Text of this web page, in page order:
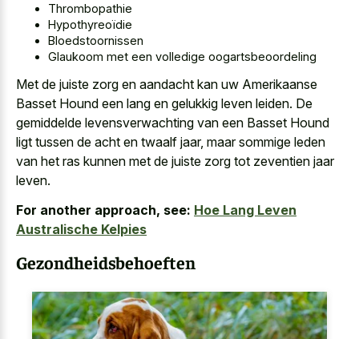
Thrombopathie
Hypothyreoïdie
Bloedstoornissen
Glaukoom met een volledige oogartsbeoordeling
Met de juiste zorg en aandacht kan uw Amerikaanse
Basset Hound een lang en gelukkig leven leiden. De
gemiddelde levensverwachting van een Basset Hound
ligt tussen de acht en twaalf jaar, maar sommige leden
van het ras kunnen met de juiste zorg tot zeventien jaar
leven.
For another approach, see: Hoe Lang Leven
Australische Kelpies
Gezondheidsbehoeften